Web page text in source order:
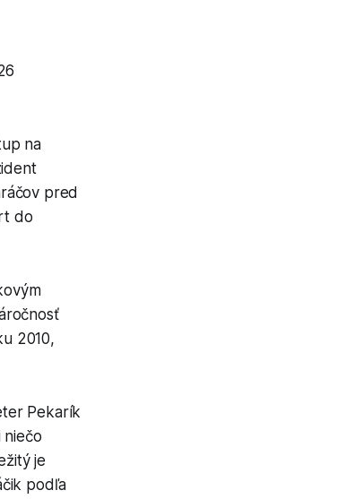
na
pred
do
2010,
Pekarík
niečo
je
podľa